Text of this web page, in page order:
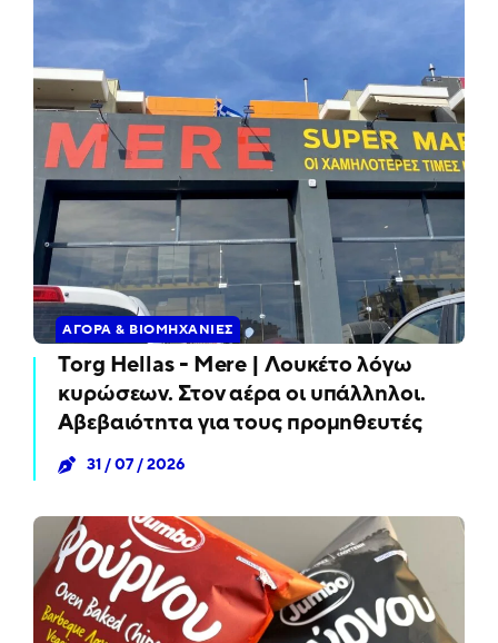
ΑΓΟΡΆ & ΒΙΟΜΗΧΑΝΊΕΣ
Torg Hellas - Mere | Λουκέτο λόγω
κυρώσεων. Στον αέρα οι υπάλληλοι.
Αβεβαιότητα για τους προμηθευτές
31 / 07 / 2026